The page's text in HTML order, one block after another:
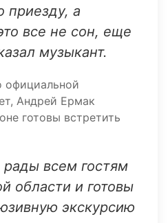
приезду, а
все не сон, еще
музыкант.
официальной
Андрей Ермак
готовы встретить
всем гостям
области и готовы
экскурсию